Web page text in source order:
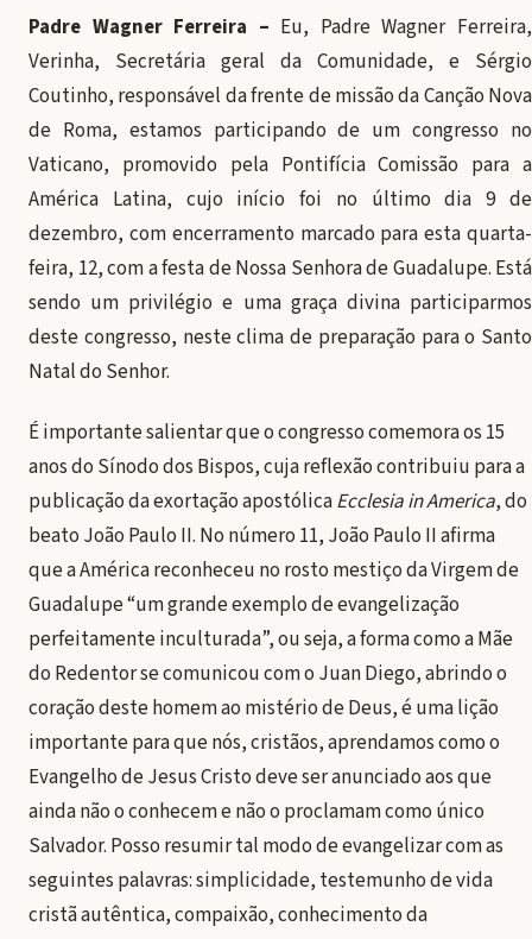
Padre Wagner Ferreira – Eu, Padre Wagner Ferreira,
Verinha, Secretária geral da Comunidade, e Sérgio
Coutinho, responsável da frente de missão da Canção Nova
de Roma, estamos participando de um congresso no
Vaticano, promovido pela Pontifícia Comissão para a
América Latina, cujo início foi no último dia 9 de
dezembro, com encerramento marcado para esta quarta-
feira, 12, com a festa de Nossa Senhora de Guadalupe. Está
sendo um privilégio e uma graça divina participarmos
deste congresso, neste clima de preparação para o Santo
Natal do Senhor.
É importante salientar que o congresso comemora os 15
anos do Sínodo dos Bispos, cuja reflexão contribuiu para a
publicação da exortação apostólicaEcclesia in America, do
beato João Paulo II. No número 11, João Paulo II afirma
que a América reconheceu no rosto mestiço da Virgem de
Guadalupe “um grande exemplo de evangelização
perfeitamente inculturada”, ou seja, a forma como a Mãe
do Redentor se comunicou com o Juan Diego, abrindo o
coração deste homem ao mistério de Deus, é uma lição
importante para que nós, cristãos, aprendamos como o
Evangelho de Jesus Cristo deve ser anunciado aos que
ainda não o conhecem e não o proclamam como único
Salvador. Posso resumir tal modo de evangelizar com as
seguintes palavras: simplicidade, testemunho de vida
cristã autêntica, compaixão, conhecimento da